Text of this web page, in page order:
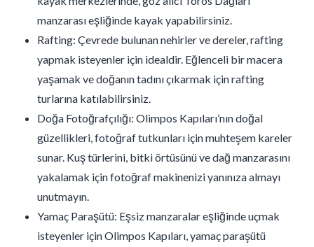
manzarası eşliğinde kayak yapabilirsiniz.
Rafting: Çevrede bulunan nehirler ve dereler, rafting
yapmak isteyenler için idealdir. Eğlenceli bir macera
yaşamak ve doğanın tadını çıkarmak için rafting
turlarına katılabilirsiniz.
Doğa Fotoğrafçılığı: Olimpos Kapıları’nın doğal
güzellikleri, fotoğraf tutkunları için muhteşem kareler
sunar. Kuş türlerini, bitki örtüsünü ve dağ manzarasını
yakalamak için fotoğraf makinenizi yanınıza almayı
unutmayın.
Yamaç Paraşütü: Eşsiz manzaralar eşliğinde uçmak
isteyenler için Olimpos Kapıları, yamaç paraşütü